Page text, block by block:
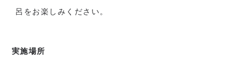
呂をお楽しみください。
実施場所